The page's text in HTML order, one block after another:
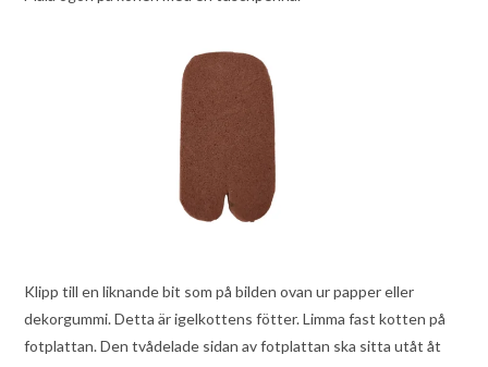
Klipp till en liknande bit som på bilden ovan ur papper eller
dekorgummi. Detta är igelkottens fötter. Limma fast kotten på
fotplattan. Den tvådelade sidan av fotplattan ska sitta utåt åt